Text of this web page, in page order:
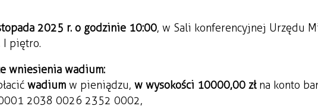
2025 r. o godzinie 10:00, w Sali konferencyjnej Urzędu
I piętro.
wniesienia wadium:
wadium w pieniądzu, w wysokości 10 000,00 złna konto
2038 0026 2352 0002,